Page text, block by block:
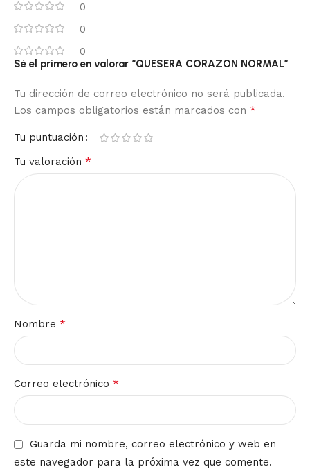
0
0
0
Sé el primero en valorar “QUESERA CORAZON NORMAL”
Tu dirección de correo electrónico no será publicada.
Los campos obligatorios están marcados con *
Tu puntuación
Tu valoración *
Nombre *
Correo electrónico *
Guarda mi nombre, correo electrónico y web en
este navegador para la próxima vez que comente.